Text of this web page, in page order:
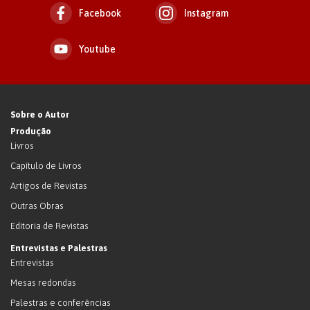
Facebook Instagram
Youtube
Sobre o Autor
Produção
Livros
Capítulo de Livros
Artigos de Revistas
Outras Obras
Editoria de Revistas
Entrevistas e Palestras
Entrevistas
Mesas redondas
Palestras e conferências